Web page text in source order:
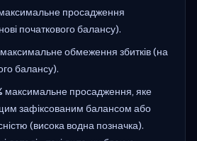
просадження
початкового балансу).
обмеження збитків (на
балансу).
максимальне просадження, яке
зафіксованим балансом або
(висока водна позначка).